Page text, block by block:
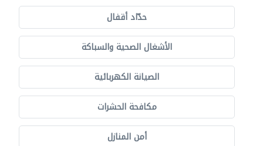
حدّاد أقفال
الأشغال الصحية والسباكة
الصيانة الكهربائية
مكافحة الحشرات
أمن المنازل